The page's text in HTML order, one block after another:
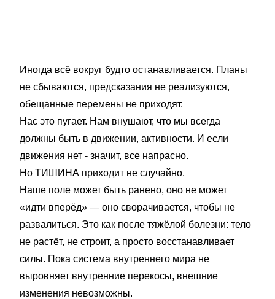
Иногда всё вокруг будто останавливается. Планы
не сбываются, предсказания не реализуются,
обещанные перемены не приходят.
Нас это пугает. Нам внушают, что мы всегда
должны быть в движении, активности. И если
движения нет - значит, все напрасно.
Но ТИШИНА приходит не случайно.
Наше поле может быть ранено, оно не может
«идти вперёд» — оно сворачивается, чтобы не
развалиться. Это как после тяжёлой болезни: тело
не растёт, не строит, а просто восстанавливает
силы. Пока система внутреннего мира не
выровняет внутренние перекосы, внешние
изменения невозможны.